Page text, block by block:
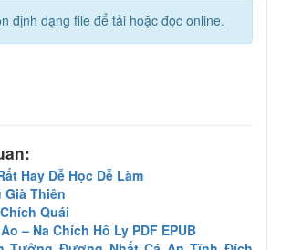
định dạng file để tải hoặc đọc online.
Hay Dễ Học Dễ Làm
Già Thiên
Quái
– Na Chích Hồ Ly PDF EPUB